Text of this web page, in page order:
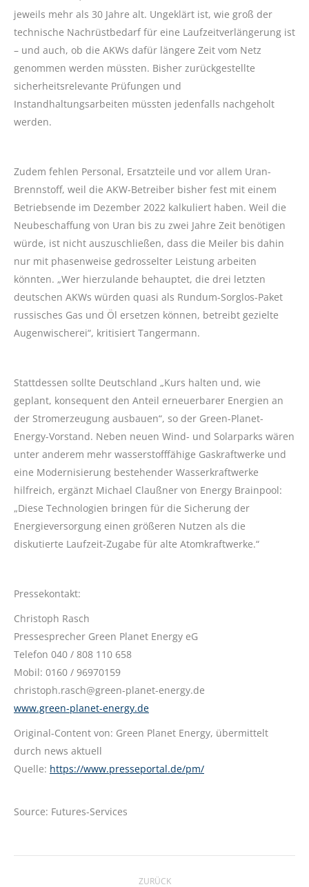
jeweils mehr als 30 Jahre alt. Ungeklärt ist, wie groß der
technische Nachrüstbedarf für eine Laufzeitverlängerung ist
– und auch, ob die AKWs dafür längere Zeit vom Netz
genommen werden müssten. Bisher zurückgestellte
sicherheitsrelevante Prüfungen und
Instandhaltungsarbeiten müssten jedenfalls nachgeholt
werden.
Zudem fehlen Personal, Ersatzteile und vor allem Uran-
Brennstoff, weil die AKW-Betreiber bisher fest mit einem
Betriebsende im Dezember 2022 kalkuliert haben. Weil die
Neubeschaffung von Uran bis zu zwei Jahre Zeit benötigen
würde, ist nicht auszuschließen, dass die Meiler bis dahin
nur mit phasenweise gedrosselter Leistung arbeiten
könnten. „Wer hierzulande behauptet, die drei letzten
deutschen AKWs würden quasi als Rundum-Sorglos-Paket
russisches Gas und Öl ersetzen können, betreibt gezielte
Augenwischerei“, kritisiert Tangermann.
Stattdessen sollte Deutschland „Kurs halten und, wie
geplant, konsequent den Anteil erneuerbarer Energien an
der Stromerzeugung ausbauen“, so der Green-Planet-
Energy-Vorstand. Neben neuen Wind- und Solarparks wären
unter anderem mehr wasserstofffähige Gaskraftwerke und
eine Modernisierung bestehender Wasserkraftwerke
hilfreich, ergänzt Michael Claußner von Energy Brainpool:
„Diese Technologien bringen für die Sicherung der
Energieversorgung einen größeren Nutzen als die
diskutierte Laufzeit-Zugabe für alte Atomkraftwerke.“
Pressekontakt:
Christoph Rasch
Pressesprecher Green Planet Energy eG
Telefon 040 / 808 110 658
Mobil: 0160 / 96970159
christoph.rasch@green-planet-energy.de
www.green-planet-energy.de
Original-Content von: Green Planet Energy, übermittelt
durch news aktuell
Quelle: https://www.presseportal.de/pm/
Source: Futures-Services
Kommentarnavigation
ZURÜCK